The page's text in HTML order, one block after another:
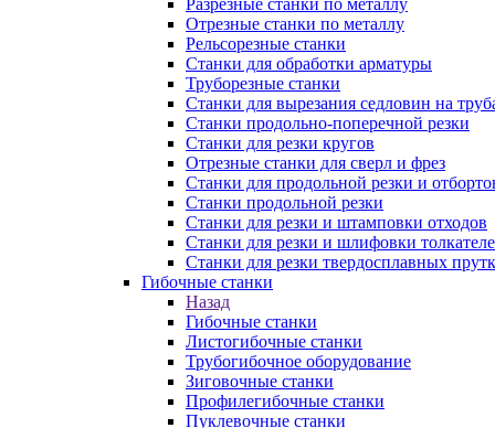
Разрезные станки по металлу
Отрезные станки по металлу
Рельсорезные станки
Станки для обработки арматуры
Труборезные станки
Станки для вырезания седловин на
Станки продольно-поперечной резки
Станки для резки кругов
Отрезные станки для сверл и фрез
Станки для продольной резки и
Станки продольной резки
Станки для резки и штамповки отходов
Станки для резки и шлифовки
Станки для резки твердосплавных
Гибочные станки
Назад
Гибочные станки
Листогибочные станки
Трубогибочное оборудование
Зиговочные станки
Профилегибочные станки
Пуклевочные станки